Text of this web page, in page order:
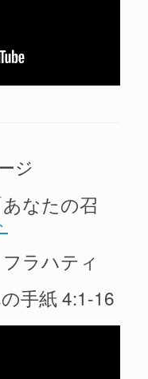
ジ
なたの召
ラハティ
手紙 4:1-16